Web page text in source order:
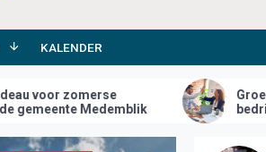
KALENDER
Groei van je bedrijf? Zo vind je de juiste
bedrijfsruimte